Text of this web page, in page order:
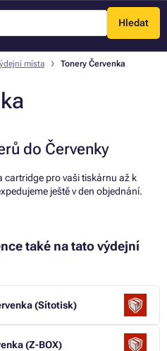
Hledat
Menu
místa Tonery Červenka
do Červenky
cartridge pro vaši tiskárnu až k
ještě v den objednání.
také na tato výdejní
(Sítotisk)
(Z-BOX)